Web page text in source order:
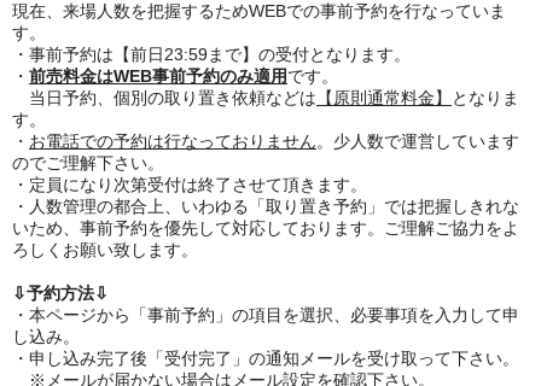
現在、来場人数を把握するためWEBでの事前予約を行なっていま
す。
・事前予約は【前日23:59まで】の受付となります。
・ 前売料金はWEB事前予約のみ適用です。
当日予約、個別の取り置き依頼などは 【原則通常料金】
となりま
す。
・ お電話での予約は行なっておりません。少人数で運営しています
のでご理解下さい。
・定員になり次第受付は終了させて頂きます。
・人数管理の都合上、いわゆる「取り置き予約」では把握しきれな
いため、事前予約を優先して対応しております。ご理解ご協力をよ
ろしくお願い致します。
⇩予約方法⇩
・本ページから「事前予約」の項目を選択、必要事項を入力して申
し込み。
・申し込み完了後「受付完了」の通知メールを受け取って下さい。
※メールが届かない場合はメール設定を確認下さい。